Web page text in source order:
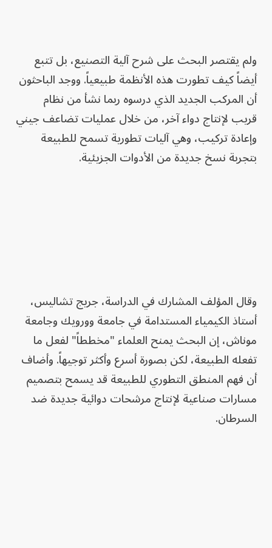
ولم يقتصر البحث على شرح آلية التصنيع، بل تتبع
أيضاً كيف تطورت هذه الأنظمة طبيعياً. ووجد الباحثون
أن المركب الجديد الذي درسوه ربما نشأ من نظام
قريب لإنتاج دواء آخر، من خلال عمليات تضاعف جيني
وإعادة تركيب، وهي آليات تطورية تسمح للطبيعة
بتجربة نسخ جديدة من الأدوات الجزيئية.
وقال المؤلف المشارك في الدراسة، جريج تشاليس،
أستاذ الكيمياء المستدامة في جامعة وورويك وجامعة
موناش، إن البحث يمنح العلماء "مخططاً" لفعل ما
تفعله الطبيعة، لكن بصورة أسرع وأكثر توجيهاً. وأضاف
أن فهم المنطق التطوري للطبيعة قد يسمح بتصميم
مسارات صناعية لإنتاج مرشحات دوائية جديدة ضد
السرطان.